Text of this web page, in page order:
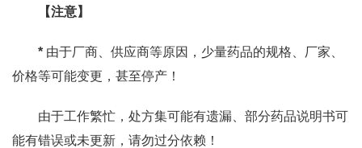
【注意】
* 由于厂商、供应商等原因，少量药品的规格、厂家、
价格等可能变更，甚至停产！
由于工作繁忙，处方集可能有遗漏、部分药品说明书可
能有错误或未更新，请勿过分依赖！